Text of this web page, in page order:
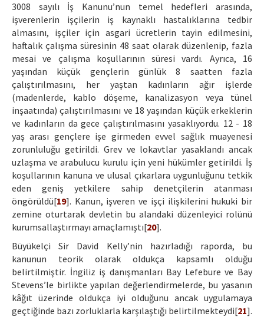
3008 sayılı İş Kanunu’nun temel hedefleri arasında,
işverenlerin işçilerin iş kaynaklı hastalıklarına tedbir
almasını, işçiler için asgari ücretlerin tayin edilmesini,
haftalık çalışma süresinin 48 saat olarak düzenlenip, fazla
mesai ve çalışma koşullarının süresi vardı. Ayrıca, 16
yaşından küçük gençlerin günlük 8 saatten fazla
çalıştırılmasını, her yaştan kadınların ağır işlerde
(madenlerde, kablo döşeme, kanalizasyon veya tünel
inşaatında) çalıştırılmasını ve 18 yaşından küçük erkeklerin
ve kadınların da gece çalıştırılmasını yasaklıyordu. 12 - 18
yaş arası gençlere işe girmeden evvel sağlık muayenesi
zorunluluğu getirildi. Grev ve lokavtlar yasaklandı ancak
uzlaşma ve arabulucu kurulu için yeni hükümler getirildi. İş
koşullarının kanuna ve ulusal çıkarlara uygunluğunu tetkik
eden geniş yetkilere sahip denetçilerin atanması
öngörüldü[19]. Kanun, işveren ve işçi ilişkilerini hukuki bir
zemine oturtarak devletin bu alandaki düzenleyici rolünü
kurumsallaştırmayı amaçlamıştı[20].
Büyükelçi Sir David Kelly’nin hazırladığı raporda, bu
kanunun teorik olarak oldukça kapsamlı olduğu
belirtilmiştir. İngiliz iş danışmanları Bay Lefebure ve Bay
Stevens’le birlikte yapılan değerlendirmelerde, bu yasanın
kâğıt üzerinde oldukça iyi olduğunu ancak uygulamaya
geçtiğinde bazı zorluklarla karşılaştığı belirtilmekteydi[21].